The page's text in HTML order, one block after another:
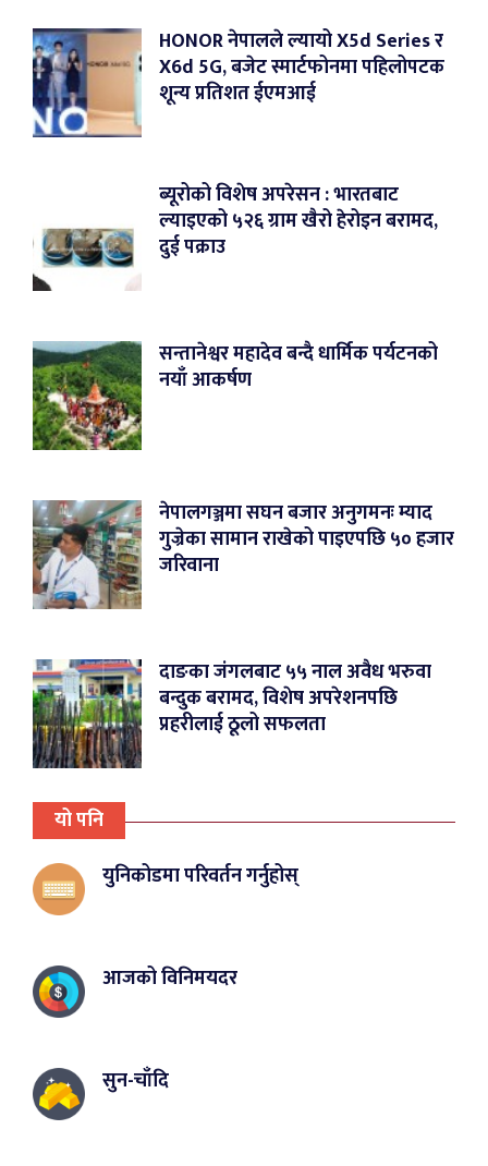
HONOR नेपालले ल्यायो X5d Series र
X6d 5G, बजेट स्मार्टफोनमा पहिलोपटक
शून्य प्रतिशत ईएमआई
ब्यूरोको विशेष अपरेसन : भारतबाट
ल्याइएको ५२६ ग्राम खैरो हेरोइन बरामद,
दुई पक्राउ
सन्तानेश्वर महादेव बन्दै धार्मिक पर्यटनको
नयाँ आकर्षण
नेपालगञ्जमा सघन बजार अनुगमनः म्याद
गुज्रेका सामान राखेको पाइएपछि ५० हजार
जरिवाना
दाङका जंगलबाट ५५ नाल अवैध भरुवा
बन्दुक बरामद, विशेष अपरेशनपछि
प्रहरीलाई ठूलो सफलता
यो पनि
युनिकोडमा परिवर्तन गर्नुहोस्
आजको विनिमयदर
सुन-चाँदि